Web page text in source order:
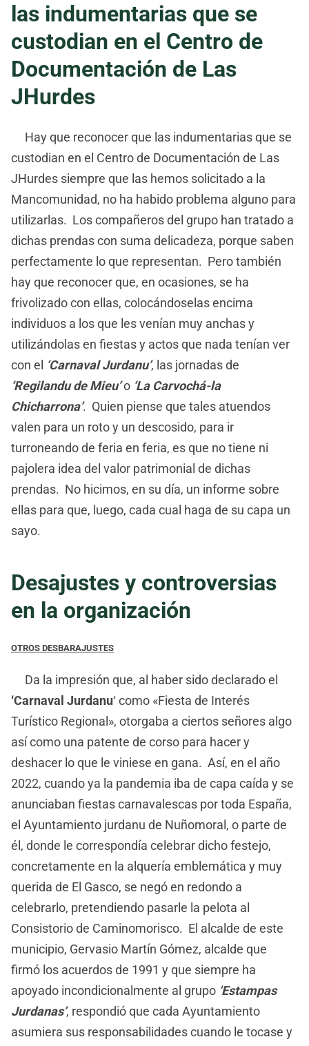
las indumentarias que se
custodian en el Centro de
Documentación de Las
JHurdes
Hay que reconocer que las indumentarias que se
custodian en el Centro de Documentación de Las
JHurdes siempre que las hemos solicitado a la
Mancomunidad, no ha habido problema alguno para
utilizarlas. Los compañeros del grupo han tratado a
dichas prendas con suma delicadeza, porque saben
perfectamente lo que representan. Pero también
hay que reconocer que, en ocasiones, se ha
frivolizado con ellas, colocándoselas encima
individuos a los que les venían muy anchas y
utilizándolas en fiestas y actos que nada tenían ver
con el ‘Carnaval Jurdanu’, las jornadas de
‘Regilandu de Mieu’o ‘La Carvochá-la
Chicharrona’. Quien piense que tales atuendos
valen para un roto y un descosido, para ir
turroneando de feria en feria, es que no tiene ni
pajolera idea del valor patrimonial de dichas
prendas. No hicimos, en su día, un informe sobre
ellas para que, luego, cada cual haga de su capa un
sayo.
Desajustes y controversias
en la organización
OTROS DESBARAJUSTES
Da la impresión que, al haber sido declarado el
‘Carnaval Jurdanu‘ como «Fiesta de Interés
Turístico Regional», otorgaba a ciertos señores algo
así como una patente de corso para hacer y
deshacer lo que le viniese en gana. Así, en el año
2022, cuando ya la pandemia iba de capa caída y se
anunciaban fiestas carnavalescas por toda España,
el Ayuntamiento jurdanu de Nuñomoral, o parte de
él, donde le correspondía celebrar dicho festejo,
concretamente en la alquería emblemática y muy
querida de El Gasco, se negó en redondo a
celebrarlo, pretendiendo pasarle la pelota al
Consistorio de Caminomorisco. El alcalde de este
municipio, Gervasio Martín Gómez, alcalde que
firmó los acuerdos de 1991 y que siempre ha
apoyado incondicionalmente al grupo ‘Estampas
Jurdanas’, respondió que cada Ayuntamiento
asumiera sus responsabilidades cuando le tocase y